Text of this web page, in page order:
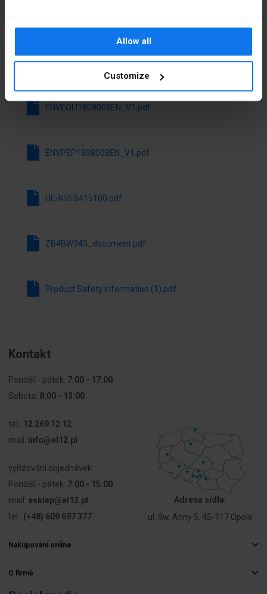
Allow all
Customize
Rodzaj
przycisku
Płaski
Możliwość
Ano
Z pokrywą
ochronną
Ne
Ano
Materiał
Kolor
Stopień
strony
czołowej
IP66
Stopień
części
czołowej
Inne
Soubory ke stažení
Stáhnout všechny soubory
ENVEOLI1808008EN_V1.pdf
ENVPEP1808008EN_V1.pdf
UE-NVE6415100.pdf
ZB4BW343_document.pdf
Product Safety Information (1).pdf
Kontakt
Pondělí - pátek: 7:00 - 17:00
Sobota: 8:00 - 13:00
tel.: 12 269 12 12
mail: info@el12.pl
vyřizování objednávek:
Pondělí - pátek: 7:00 - 15:00
mail: esklep@el12.pl
tel.: (+48) 609 697 377
Adresa sídla:
ul. Św. Anny 5, 45-117 Opole
Nakupování online
Způsoby doručení
Platby
O firmě